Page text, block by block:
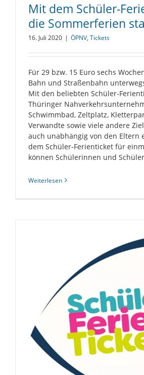
Mit dem Schüler-
die Sommerferien
16. Juli 2020 | ÖPNV, Tickets
Für 29 bzw. 15 Euro sechs
Bahn und Straßenbahn
Mit den beliebten Schüler-
Thüringer
Schwimmbad, Zeltplatz,
Verwandte sowie viele andere
auch unabhängig von den Eltern
dem Schüler-Ferienticket für
können Schülerinnen und
Weiterlesen